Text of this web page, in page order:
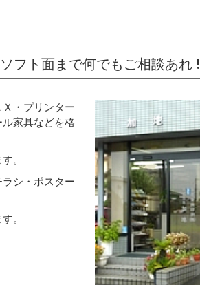
フト面まで何でもご相談あれ !
・プリンター
家具などを格
。
シ・ポスター
。